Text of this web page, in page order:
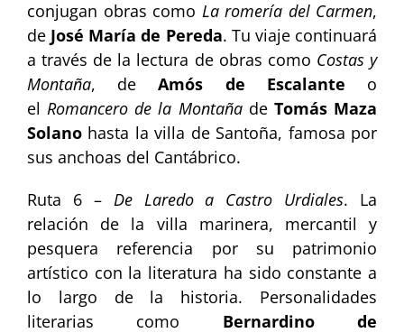
conjugan obras como La romería del Carmen,
de José María de Pereda. Tu viaje continuará
a través de la lectura de obras como Costas y
Montaña, deAmós de Escalante o
elRomancero de la Montaña de Tomás Maza
Solano hasta la villa de Santoña, famosa por
sus anchoas del Cantábrico.
Ruta 6 – De Laredo a Castro Urdiales. La
relación de la villa marinera, mercantil y
pesquera referencia por su patrimonio
artístico con la literatura ha sido constante a
lo largo de la historia. Personalidades
literarias como Bernardino de